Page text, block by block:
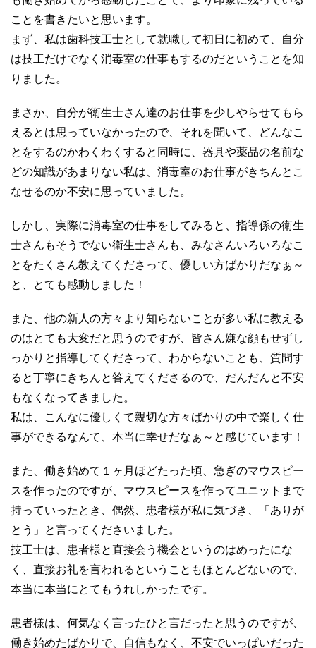
ことを書きたいと思います。
まず、私は歯科技工士として就職して初日に初めて、自分
は技工だけでなく消毒室の仕事もするのだということを知
りました。
まさか、自分が衛生士さん達のお仕事を少しやらせてもら
えるとは思っていなかったので、それを聞いて、どんなこ
とをするのかわくわくすると同時に、器具や薬品の名前な
どの知識があまりない私は、消毒室のお仕事がきちんとこ
なせるのか不安に思っていました。
しかし、実際に消毒室の仕事をしてみると、指導係の衛生
士さんもそうでない衛生士さんも、みなさんいろいろなこ
とをたくさん教えてくださって、優しい方ばかりだなぁ～
と、とても感動しました！
また、他の新人の方々より知らないことが多い私に教える
のはとても大変だと思うのですが、皆さん嫌な顔もせずし
っかりと指導してくださって、わからないことも、質問す
ると丁寧にきちんと答えてくださるので、だんだんと不安
もなくなってきました。
私は、こんなに優しくて親切な方々ばかりの中で楽しく仕
事ができるなんて、本当に幸せだなぁ～と感じています！
また、働き始めて１ヶ月ほどたった頃、急ぎのマウスピー
スを作ったのですが、マウスピースを作ってユニットまで
持っていったとき、偶然、患者様が私に気づき、「ありが
とう」と言ってくださいました。
技工士は、患者様と直接会う機会というのはめったにな
く、直接お礼を言われるということもほとんどないので、
本当に本当にとてもうれしかったです。
患者様は、何気なく言ったひと言だったと思うのですが、
働き始めたばかりで、自信もなく、不安でいっぱいだった